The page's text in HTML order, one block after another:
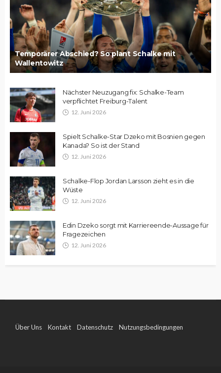
Temporärer Abschied? So plant Schalke mit
Wallentowitz
Nächster Neuzugang fix: Schalke-Team
verpflichtet Freiburg-Talent
12. Juni 2026
Spielt Schalke-Star Dzeko mit Bosnien gegen
Kanada? So ist der Stand
12. Juni 2026
Schalke-Flop Jordan Larsson zieht es in die
Wüste
12. Juni 2026
Edin Dzeko sorgt mit Karriereende-Aussage für
Fragezeichen
12. Juni 2026
Über Uns Kontakt Datenschutz Nutzungsbedingungen